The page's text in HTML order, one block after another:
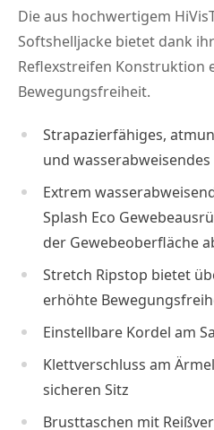
Die aus hochwertigem
Softshelljacke bietet dank
Reflexstreifen Konstruktion
Bewegungsfreiheit.
Strapazierfähiges,
und
Extrem
Splash Eco
der Gewebeoberfläche
Stretch Ripstop bietet
erhöhte
Einstellbare Kordel am
Klettverschluss am
sicheren Sitz
Brusttaschen mit